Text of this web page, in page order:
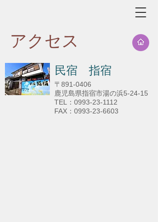
アクセス
​民宿 指宿
〒891-0406
鹿児島県指宿市湯の浜5-24-15
TEL：0993-23-1112
FAX：0993-23-6603